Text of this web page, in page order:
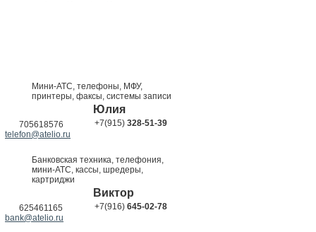
Мини-АТС, телефоны, МФУ,
принтеры, факсы, системы записи
Юлия
705618576 +7(915) 328-51-39
telefon@atelio.ru
Банковская техника, телефония,
мини-АТС, кассы, шредеры,
картриджи
Виктор
625461165 +7(916) 645-02-78
bank@atelio.ru